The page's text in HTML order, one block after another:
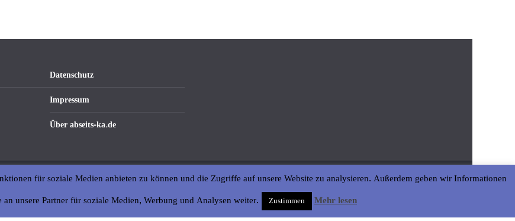
Datenschutz
Impressum
Über abseits-ka.de
für soziale Medien anbieten zu können und die Zugriffe auf unsere Website zu analysieren. Außerdem geben wir Informationen
unsere Partner für soziale Medien, Werbung und Analysen weiter.
Zustimmen Mehr lesen